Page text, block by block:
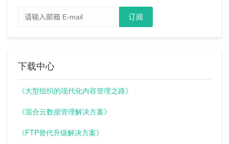
下载中心
《大型组织的现代化内容管理之路》
《混合云数据管理解决方案》
《FTP替代升级解决方案》